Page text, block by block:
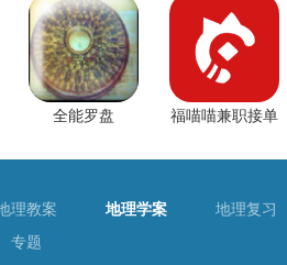
全能罗盘 福喵喵兼职接单
理教案 地理学案 地理复习
专题